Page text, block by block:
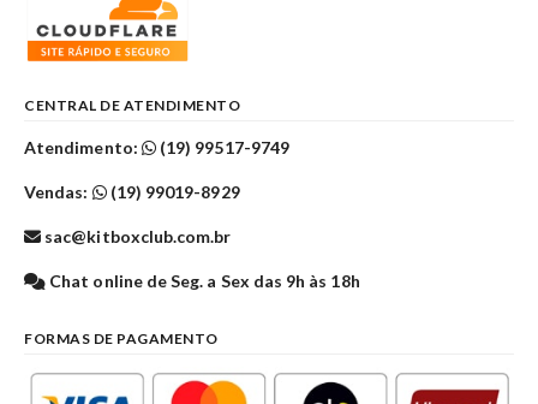
CENTRAL DE ATENDIMENTO
Atendimento: (19) 99517-9749
Vendas: (19) 99019-8929
sac@kitboxclub.com.br
Chat online de Seg. a Sex das 9h às 18h
FORMAS DE PAGAMENTO